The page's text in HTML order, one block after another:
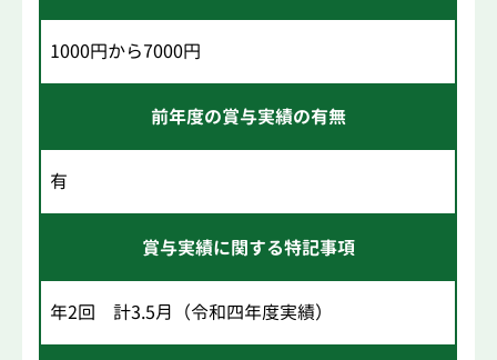
1000円から7000円
前年度の賞与実績の有無
有
賞与実績に関する特記事項
年2回 計3.5月（令和四年度実績）